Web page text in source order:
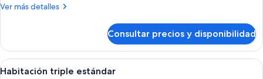
al
Ver más detalles
Más
triple,
balcón,
vistas
Consultar precios y disponibilidad
Abrir
Una habitación de hotel con una
5
Habitación triple estándar